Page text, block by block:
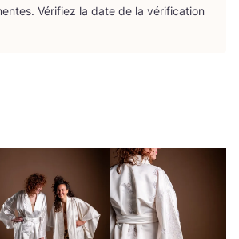
Véri­fiez la date de la véri­fi­ca­tion